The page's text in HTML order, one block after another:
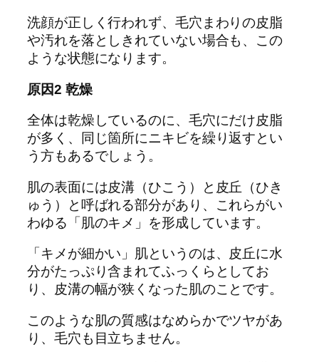
洗顔が正しく行われず、毛穴まわりの皮脂
や汚れを落としきれていない場合も、この
ような状態になります。
原因2 乾燥
全体は乾燥しているのに、毛穴にだけ皮脂
が多く、同じ箇所にニキビを繰り返すとい
う方もあるでしょう。
肌の表面には皮溝（ひこう）と皮丘（ひき
ゅう）と呼ばれる部分があり、これらがい
わゆる「肌のキメ」を形成しています。
「キメが細かい」肌というのは、皮丘に水
分がたっぷり含まれてふっくらとしてお
り、皮溝の幅が狭くなった肌のことです。
このような肌の質感はなめらかでツヤがあ
り、毛穴も目立ちません。